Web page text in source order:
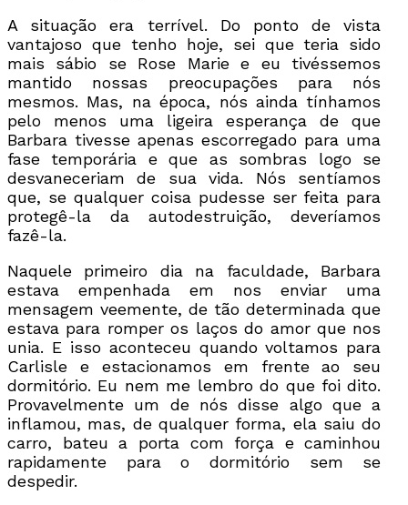
A situação era terrível. Do ponto de vista
vantajoso que tenho hoje, sei que teria sido
mais sábio se Rose Marie e eu tivéssemos
mantido nossas preocupações para nós
mesmos. Mas, na época, nós ainda tínhamos
pelo menos uma ligeira esperança de que
Barbara tivesse apenas escorregado para uma
fase temporária e que as sombras logo se
desvaneceriam de sua vida. Nós sentíamos
que, se qualquer coisa pudesse ser feita para
protegê-la da autodestruição, deveríamos
fazê-la.
Naquele primeiro dia na faculdade, Barbara
estava empenhada em nos enviar uma
mensagem veemente, de tão determinada que
estava para romper os laços do amor que nos
unia. E isso aconteceu quando voltamos para
Carlisle e estacionamos em frente ao seu
dormitório. Eu nem me lembro do que foi dito.
Provavelmente um de nós disse algo que a
inflamou, mas, de qualquer forma, ela saiu do
carro, bateu a porta com força e caminhou
rapidamente para o dormitório sem se
despedir.